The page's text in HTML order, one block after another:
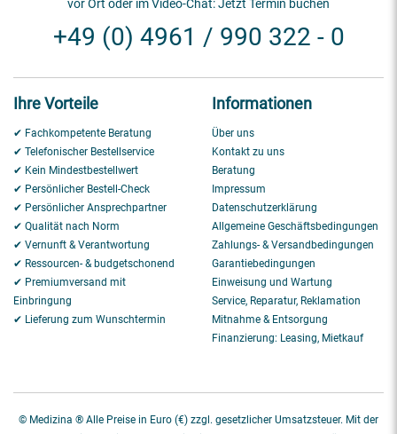
vor Ort oder im Video-Chat:Jetzt Termin buchen
+49 (0) 4961 / 990 322 - 0
Ihre Vorteile
✔ Fachkompetente Beratung
✔ Telefonischer Bestellservice
✔ Kein Mindestbestellwert
✔ Persönlicher Bestell-Check
✔ Persönlicher Ansprechpartner
✔ Qualität nach Norm
✔ Vernunft & Verantwortung
✔ Ressourcen- & budgetschonend
✔ Premiumversand mit
Einbringung
✔ Lieferung zum Wunschtermin
Informationen
Über uns
Kontakt zu uns
Beratung
Impressum
Datenschutzerklärung
Allgemeine Geschäftsbedingungen
Zahlungs- & Versandbedingungen
Garantiebedingungen
Einweisung und Wartung
Service, Reparatur, Reklamation
Mitnahme & Entsorgung
Finanzierung: Leasing, Mietkauf
© Medizina ® Alle Preise in Euro (€) zzgl. gesetzlicher Umsatzsteuer. Mit der